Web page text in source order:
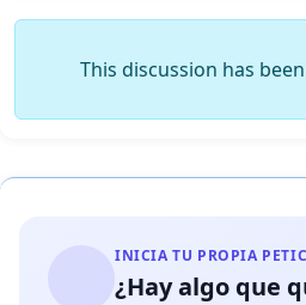
This discussion has
INICIA TU PROPIA
¿Hay algo que